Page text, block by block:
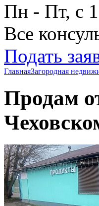
Пн - Пт, с
Все
Подать
ГлавнаяЗагородная
Продам